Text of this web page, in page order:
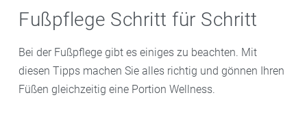
Fußpflege Schritt für Schritt
Bei der Fußpflege gibt es einiges zu beachten. Mit
diesen Tipps machen Sie alles richtig und gönnen Ihren
Füßen gleichzeitig eine Portion Wellness.